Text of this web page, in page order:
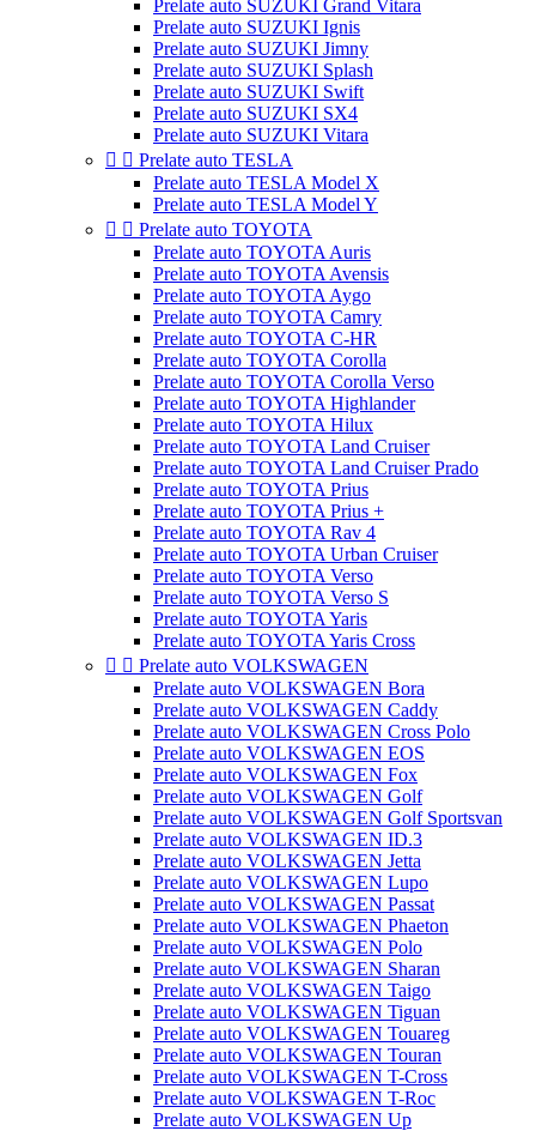
Prelate auto SUZUKI Grand Vitara
Prelate auto SUZUKI Ignis
Prelate auto SUZUKI Jimny
Prelate auto SUZUKI Splash
Prelate auto SUZUKI Swift
Prelate auto SUZUKI SX4
Prelate auto SUZUKI Vitara
  Prelate auto TESLA
Prelate auto TESLA Model X
Prelate auto TESLA Model Y
  Prelate auto TOYOTA
Prelate auto TOYOTA Auris
Prelate auto TOYOTA Avensis
Prelate auto TOYOTA Aygo
Prelate auto TOYOTA Camry
Prelate auto TOYOTA C-HR
Prelate auto TOYOTA Corolla
Prelate auto TOYOTA Corolla Verso
Prelate auto TOYOTA Highlander
Prelate auto TOYOTA Hilux
Prelate auto TOYOTA Land Cruiser
Prelate auto TOYOTA Land Cruiser Prado
Prelate auto TOYOTA Prius
Prelate auto TOYOTA Prius +
Prelate auto TOYOTA Rav 4
Prelate auto TOYOTA Urban Cruiser
Prelate auto TOYOTA Verso
Prelate auto TOYOTA Verso S
Prelate auto TOYOTA Yaris
Prelate auto TOYOTA Yaris Cross
  Prelate auto VOLKSWAGEN
Prelate auto VOLKSWAGEN Bora
Prelate auto VOLKSWAGEN Caddy
Prelate auto VOLKSWAGEN Cross Polo
Prelate auto VOLKSWAGEN EOS
Prelate auto VOLKSWAGEN Fox
Prelate auto VOLKSWAGEN Golf
Prelate auto VOLKSWAGEN Golf Sportsvan
Prelate auto VOLKSWAGEN ID.3
Prelate auto VOLKSWAGEN Jetta
Prelate auto VOLKSWAGEN Lupo
Prelate auto VOLKSWAGEN Passat
Prelate auto VOLKSWAGEN Phaeton
Prelate auto VOLKSWAGEN Polo
Prelate auto VOLKSWAGEN Sharan
Prelate auto VOLKSWAGEN Taigo
Prelate auto VOLKSWAGEN Tiguan
Prelate auto VOLKSWAGEN Touareg
Prelate auto VOLKSWAGEN Touran
Prelate auto VOLKSWAGEN T-Cross
Prelate auto VOLKSWAGEN T-Roc
Prelate auto VOLKSWAGEN Up